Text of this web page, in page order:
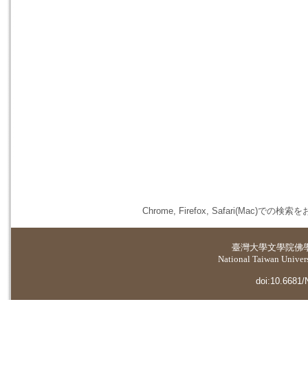
Chrome, Firefox, Safari(Mac)での検索を
臺灣大學文學院佛
National Taiwan
doi:10.6681/